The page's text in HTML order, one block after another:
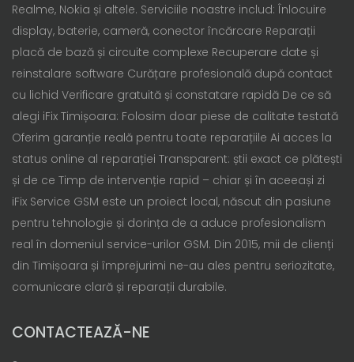
Realme, Nokia și altele. Serviciile noastre includ: Înlocuire
display, baterie, cameră, conector încărcare Reparații
placă de bază și circuite complexe Recuperare date și
reinstalare software Curățare profesională după contact
cu lichid Verificare gratuită și constatare rapidă De ce să
alegi iFix Timișoara: Folosim doar piese de calitate testată
Oferim garanție reală pentru toate reparațiile Ai acces la
status online al reparației Transparent: știi exact ce plătești
și de ce Timp de intervenție rapid – chiar și în aceeași zi
iFix Service GSM este un proiect local, născut din pasiune
pentru tehnologie și dorința de a aduce profesionalism
real în domeniul service-urilor GSM. Din 2015, mii de clienți
din Timișoara și împrejurimi ne-au ales pentru seriozitate,
comunicare clară și reparații durabile.
CONTACTEAZĂ-NE